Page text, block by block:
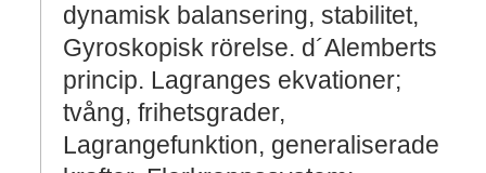
dynamisk balansering, stabilitet,
Gyroskopisk rörelse. d´Alemberts
princip. Lagranges ekvationer;
tvång, frihetsgrader,
Lagrangefunktion, generaliserade